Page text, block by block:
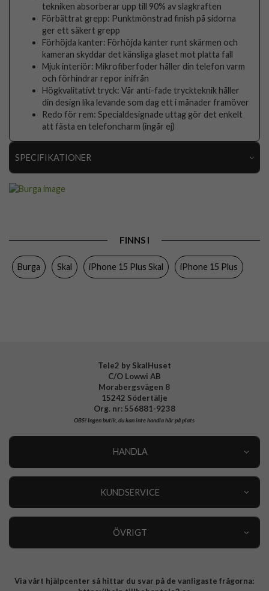
tekniken absorberar upp till 90% av slagkraften
Förbättrat grepp: Punktmönstrad finish på sidorna
ger ett säkert grepp
Förhöjda kanter: Förhöjda kanter runt skärmen och
kameran skyddar det känsliga glaset mot platta fall
Mjuk interiör: Mikrofiberfoder håller din telefon varm
och förhindrar repor inifrån
Högkvalitativt tryck: Vår anti-fade tryckteknik håller
din design lika levande som dag ett i månader framöver
Redo för rem: Specialdesignade uttag gör det enkelt
att fästa en telefoncharm (ingår ej)
SPECIFIKATIONER
Färg Flerfärgad
FINNS I
Burga Skal iPhone 15 Plus Skal iPhone 15 Plus
Tele2 by SkalHuset
C/O Lowwi AB
Morabergsvägen 8
15242 Södertälje
Org. nr: 556881-9238
OBS!Ingen butik, du kan inte handla här på plats
HANDLA
KUNDSERVICE
ÖVRIGT
Integritetspolicy
Via vårt hjälpcenter så hittar du svar på de vanligaste frågorna: